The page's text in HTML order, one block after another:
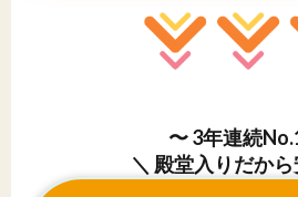
〜 3年連続
＼ 殿堂入りだから